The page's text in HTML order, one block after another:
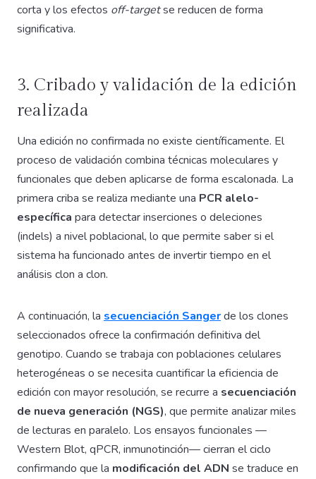
corta y los efectos off-targetse reducen de forma
significativa.
3. Cribado y validación de la edición
realizada
Una edición no confirmada no existe científicamente. El
proceso de validación combina técnicas moleculares y
funcionales que deben aplicarse de forma escalonada. La
primera criba se realiza mediante una PCR alelo-
específica para detectar inserciones o deleciones
(indels) a nivel poblacional, lo que permite saber si el
sistema ha funcionado antes de invertir tiempo en el
análisis clon a clon.
A continuación, la secuenciación Sangerde los clones
seleccionados ofrece la confirmación definitiva del
genotipo. Cuando se trabaja con poblaciones celulares
heterogéneas o se necesita cuantificar la eficiencia de
edición con mayor resolución, se recurre a secuenciación
de nueva generación (NGS), que permite analizar miles
de lecturas en paralelo. Los ensayos funcionales —
Western Blot, qPCR, inmunotinción— cierran el ciclo
confirmando que la modificación del ADN se traduce en